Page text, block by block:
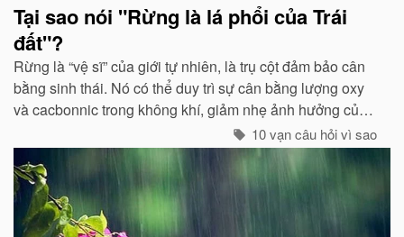
Tại sao nói "Rừng là lá phổi của Trái
đất"?
Rừng là “vệ sĩ” của giới tự nhiên, là trụ cột đảm bảo cân
bằng sinh thái. Nó có thể duy trì sự cân bằng lượng oxy
và cacbonnic trong không khí, giảm nhẹ ảnh hưởng của
các chất thải, khí độc gây nên ô nhiễm, làm trong sạch
môi trường...
10 vạn câu hỏi vì sao